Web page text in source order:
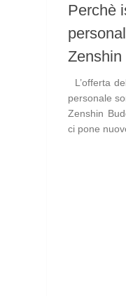
Perchè
Zenshin
L’offerta
personale
Zenshin
ci pone